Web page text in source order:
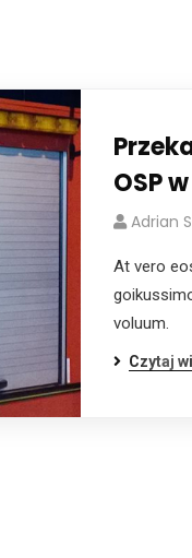
OSP
Adrian
At vero
voluum.
Czytaj